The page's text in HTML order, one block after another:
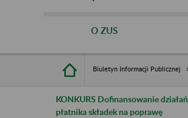
O ZUS
Biuletyn Informacji Publicznej
KONKURS Dofinansowanie działań
płatnika składek na poprawę